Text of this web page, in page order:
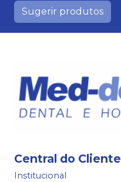
Sugerir produtos
Central do Cliente
Institucional